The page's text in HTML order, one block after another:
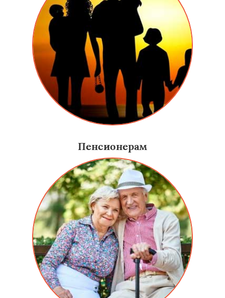
Пенсионерам